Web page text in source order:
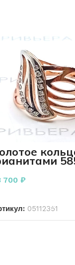
3.16
700 ₽
05112351